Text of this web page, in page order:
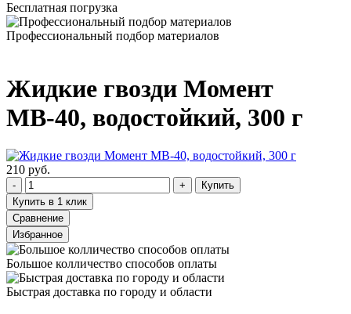
Бесплатная погрузка
Профессиональный подбор материалов
Жидкие гвозди Момент
МВ-40, водостойкий, 300 г
210 руб.
Купить
Купить в 1 клик
Сравнение
Избранное
Большое колличество способов оплаты
Быстрая доставка по городу и области